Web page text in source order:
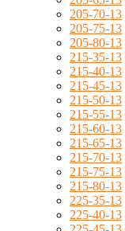
205-70-13
205-75-13
205-80-13
215-35-13
215-40-13
215-45-13
215-50-13
215-55-13
215-60-13
215-65-13
215-70-13
215-75-13
215-80-13
225-35-13
225-40-13